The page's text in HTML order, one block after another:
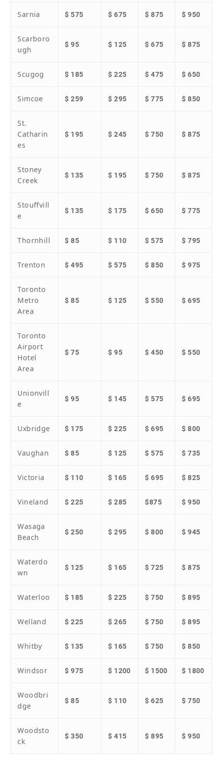
Sarnia $ 575 $ 675 $ 875 $ 950
Scarboro
ugh
$ 95 $ 125 $ 675 $ 875
Scugog $ 185 $ 225 $ 475 $ 650
Simcoe $ 259 $ 295 $ 775 $ 850
St.
Catharin
es
$ 195 $ 245 $ 750 $ 875
Stoney
Creek
$ 135 $ 195 $ 750 $ 875
Stouffvill
e
$ 135 $ 175 $ 650 $ 775
Thornhill $ 85 $ 110 $ 575 $ 795
Trenton $ 495 $ 575 $ 850 $ 975
Toronto
Metro
Area
$ 85 $ 125 $ 550 $ 695
Toronto
Airport
Hotel
Area
$ 75 $ 95 $ 450 $ 550
Unionvill
e
$ 95 $ 145 $ 575 $ 695
Uxbridge $ 175 $ 225 $ 695 $ 800
Vaughan $ 85 $ 125 $ 575 $ 735
Victoria $ 110 $ 165 $ 695 $ 825
Vineland $ 225 $ 285 $875 $ 950
Wasaga
Beach
$ 250 $ 295 $ 800 $ 945
Waterdo
wn
$ 125 $ 165 $ 725 $ 875
Waterloo $ 185 $ 225 $ 750 $ 895
Welland $ 225 $ 265 $ 750 $ 895
Whitby $ 135 $ 165 $ 750 $ 850
Windsor $ 975 $ 1200 $ 1500 $ 1800
Woodbri
dge
$ 85 $ 110 $ 625 $ 750
Woodsto
ck
$ 350 $ 415 $ 895 $ 950